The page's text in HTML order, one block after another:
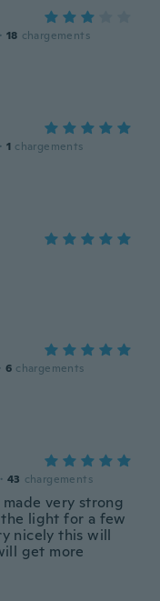
· 18 chargements
· 1 chargements
· 6 chargements
· 43 chargements
very strong
light for a few
nicely this will
get more